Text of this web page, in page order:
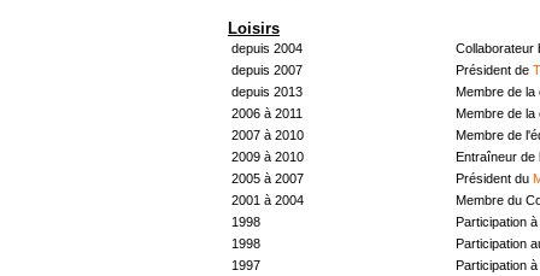
Loisirs
depuis 2004
Collaborateur
depuis 2007
Président de
depuis 2013
Membre de
2006 à 2011
Membre de
2007 à 2010
Membre de
2009 à 2010
Entraîneur de
2005 à 2007
Président du
2001 à 2004
Membre du
1998
Participation à
1998
Participation
1997
Participation à